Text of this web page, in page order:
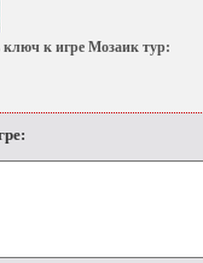
к игре Мозаик тур: